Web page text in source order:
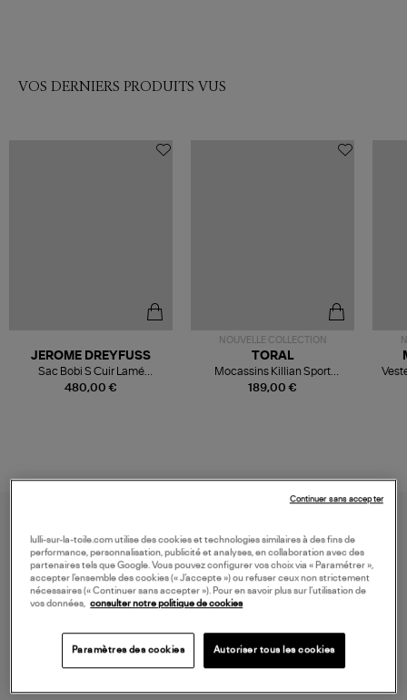
VOS DERNIERS PRODUITS VUS
480,00 €
JEROME DREYFUSS
Sac Bobi S Cuir Lamé
Champagne
NOUVELLE COLLECTION
189,00 €
TORAL
Mocassins Killian Sport
Mousse
à partir de 150 € d'achat*
lulli-sur-la-toile.com utilise des cookies et technologies similaires à des fins de
performance, personnalisation, publicité et analyses, en collaboration avec des
partenaires tels que Google. Vous pouvez configurer vos choix via « Paramétrer »,
accepter l’ensemble des cookies (« J’accepte ») ou refuser ceux non strictement
nécessaires (« Continuer sans accepter »). Pour en savoir plus sur l’utilisation de
vos données,
consulter notre politique de cookies
Paramètres des cookies Autoriser tous les cookies
Continuer sans accepter